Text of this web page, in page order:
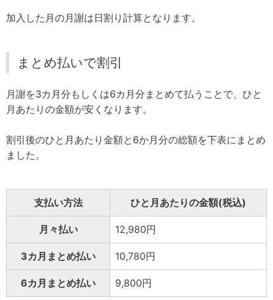
加入した月の月謝は日割り計算となります。
まとめ払いで割引
月謝を3カ月分もしくは6カ月分まとめて払うことで、ひと
月あたりの金額が安くなります。
割引後のひと月あたり金額と6か月分の総額を下表にまとめ
ました。
支払い方法 ひと月あたりの金額(税込)
月々払い 12,980円
3カ月まとめ払い 10,780円
6カ月まとめ払い 9,800円